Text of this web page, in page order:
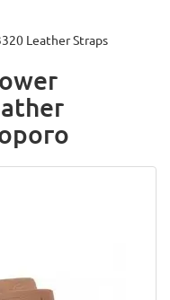
Leather Straps